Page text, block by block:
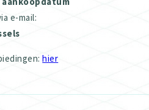
e-mail:
hier